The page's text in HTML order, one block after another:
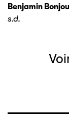
Benjamin
s.d.